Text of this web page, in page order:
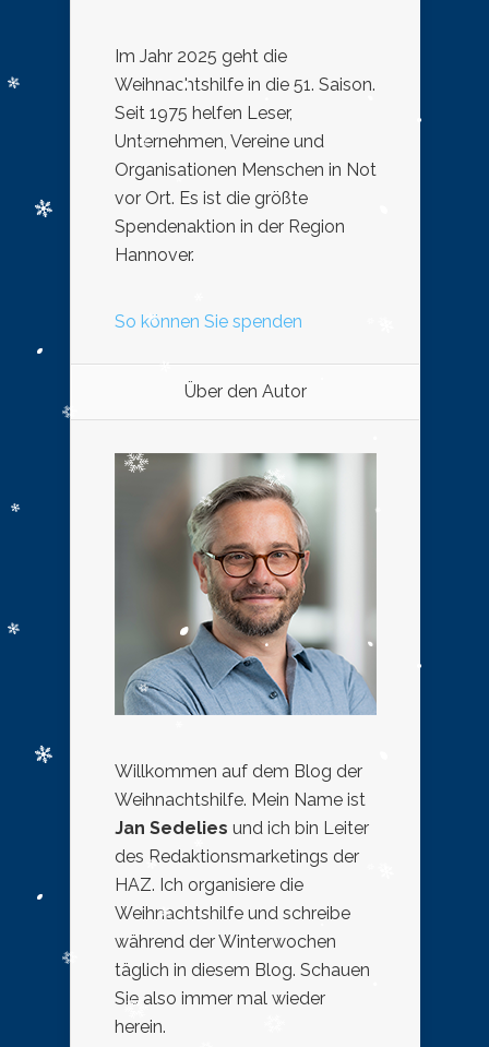
Im Jahr 2025 geht die
Weihnachtshilfe in die 51. Saison.
Seit 1975 helfen Leser,
Unternehmen, Vereine und
Organisationen Menschen in Not
vor Ort. Es ist die größte
Spendenaktion in der Region
Hannover.
So können Sie spenden
Über den Autor
Willkommen auf dem Blog der
Weihnachtshilfe. Mein Name ist
Jan Sedelies und ich bin Leiter
des Redaktionsmarketings der
HAZ. Ich organisiere die
Weihnachtshilfe und schreibe
während der Winterwochen
täglich in diesem Blog. Schauen
Sie also immer mal wieder
herein.